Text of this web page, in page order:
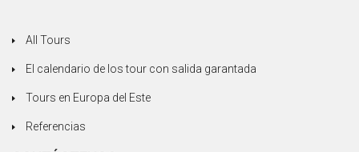
más sobre su cultura y estilo de vida. (Puede leer
una historia sobre esto en mi blog aquí.) No
calles de las grandes ciudades. Siempre es
bueno estar desilusionado de tus prejuicios y
nociones preconcebidas.
All Tours
El calendario de los tour con salida garantada
Tours en Europa del Este
Referencias